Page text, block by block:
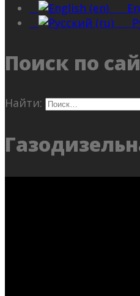
Поиск по
Найти: